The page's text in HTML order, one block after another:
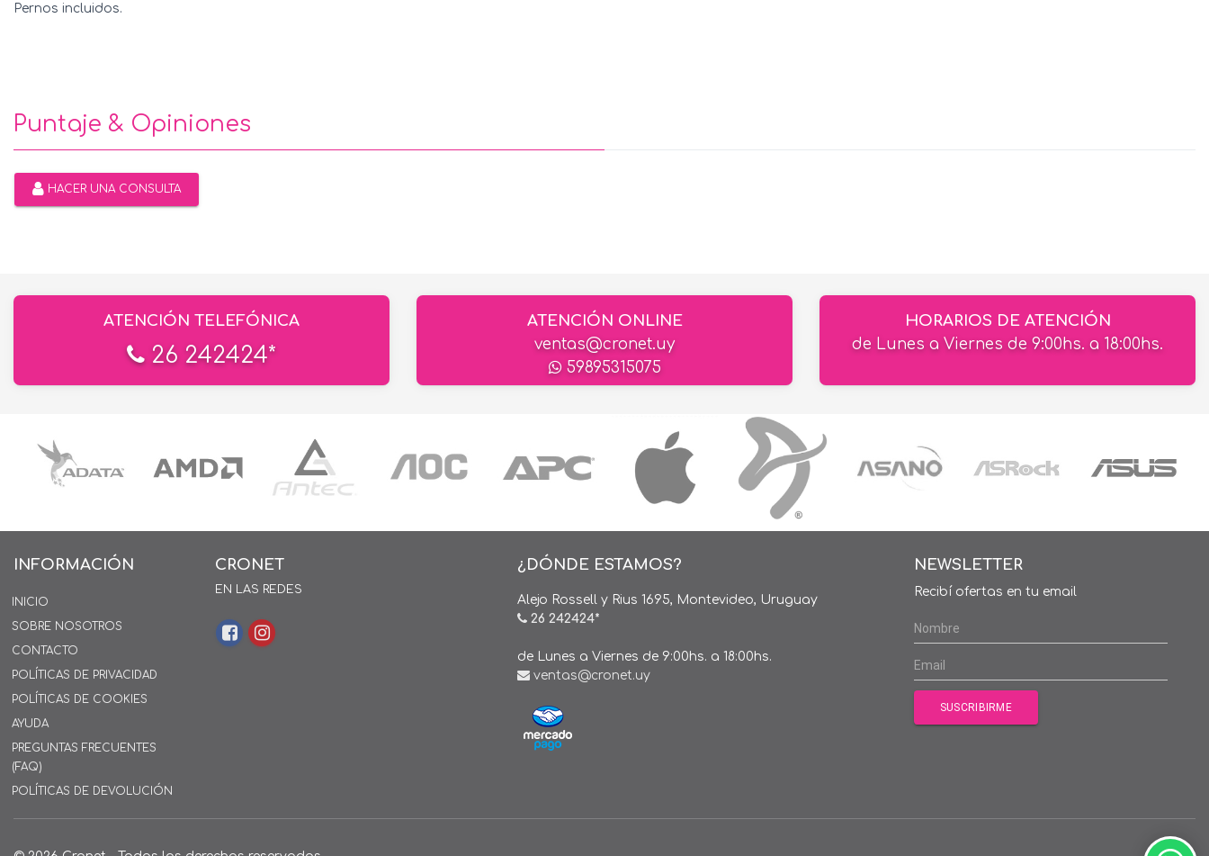
Pernos incluidos.
Puntaje & Opiniones
HACER UNA CONSULTA
ATENCIÓN TELEFÓNICA
26 242424*
ATENCIÓN ONLINE
ventas@cronet.uy
59895315075
HORARIOS DE ATENCIÓN
de Lunes a Viernes de 9:00hs. a 18:00hs.
INFORMACIÓN
INICIO
SOBRE NOSOTROS
CONTACTO
POLÍTICAS DE PRIVACIDAD
POLÍTICAS DE COOKIES
AYUDA
PREGUNTAS FRECUENTES
(FAQ)
POLÍTICAS DE DEVOLUCIÓN
CRONET
EN LAS REDES
¿DÓNDE ESTAMOS?
Alejo Rossell y Rius 1695, Montevideo, Uruguay
26 242424*
de Lunes a Viernes de 9:00hs. a 18:00hs.
ventas@cronet.uy
NEWSLETTER
Recibí ofertas en tu email